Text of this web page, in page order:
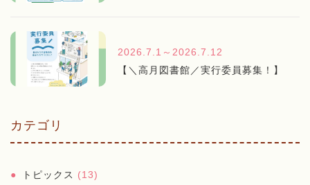
2026.7.1～2026.7.12
【＼高月図書館／実行委員募集！】
カテゴリ
トピックス (13)